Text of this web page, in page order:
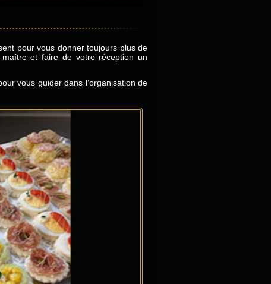
pour vous donner toujours plus de
et faire de votre réception un
vous guider dans l’organisation de